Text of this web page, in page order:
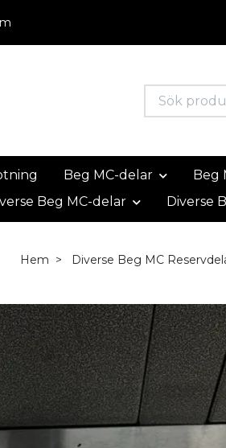
Beg MC-delar Beg
Beg MC-delar
Diverse
Hem Diverse Beg MC